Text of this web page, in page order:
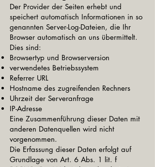
Der Provider der Seiten erhebt und
speichert automatisch Informationen in so
genannten Server-Log-Dateien, die Ihr
Browser automatisch an uns übermittelt.
Dies sind:
Browsertyp und Browserversion
verwendetes Betriebssystem
Referrer URL
Hostname des zugreifenden Rechners
Uhrzeit der Serveranfrage
IP-Adresse
Eine Zusammenführung dieser Daten mit
anderen Datenquellen wird nicht
vorgenommen.
Die Erfassung dieser Daten erfolgt auf
Grundlage von Art. 6 Abs. 1 lit. f